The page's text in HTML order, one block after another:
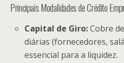
Principais Modalidades de Crédito
Capital de Giro:Cobre
diárias (fornecedores,
essencial para a liquidez.